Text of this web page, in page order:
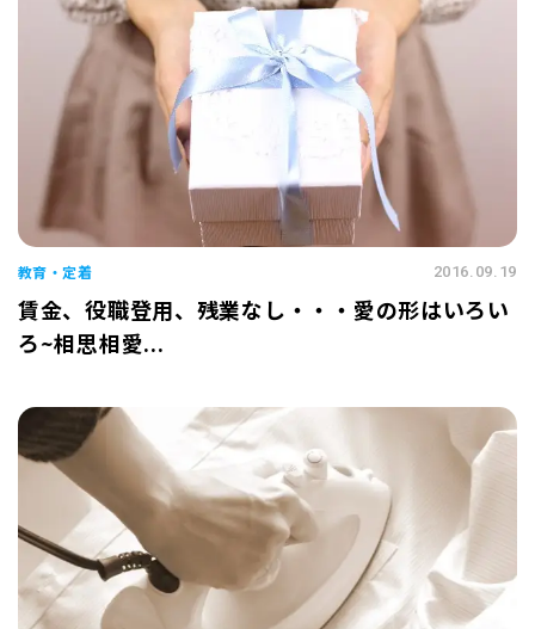
教育・定着 2016.09.19
賃金、役職登用、残業なし・・・愛の形はいろい
ろ~相思相愛...